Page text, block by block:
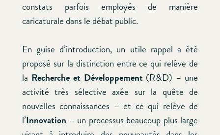
constats parfois employés de manière
caricaturale dans le débat public.
En guise d’introduction, un utile rappel a été
proposé sur la distinction entre ce qui relève de
la Recherche et Développement (R&D) – une
activité très sélective axée sur la quête de
nouvelles connaissances – et ce qui relève de
l’Innovation – un processus beaucoup plus large